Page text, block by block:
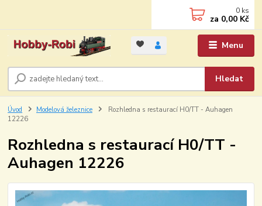
Menu
Hledat
0 ks
za 0,00 Kč
Úvod Modelová železnice
Rozhledna s restaurací H0/TT - Auhagen
12226
Rozhledna s restaurací H0/TT -
Auhagen 12226